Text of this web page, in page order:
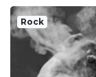
Rock